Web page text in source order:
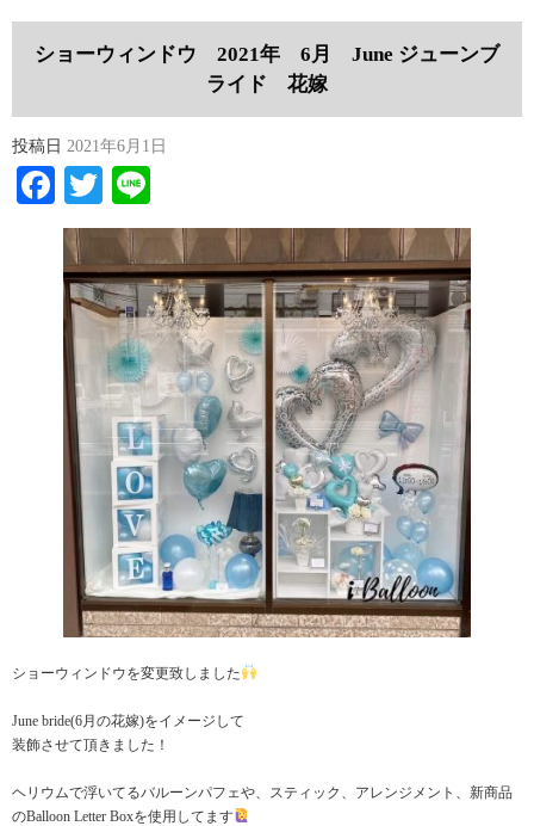
ショーウィンドウ 2021年 6月 June ジューンブ
ライド 花嫁
投稿日 2021年6月1日
Facebook
Twitter
ショーウィンドウを変更致しました
June bride(6月の花嫁)をイメージして
装飾させて頂きました！
ヘリウムで浮いてるバルーンパフェや、スティック、アレンジメント、新商品
のBalloon Letter Boxを使用してます